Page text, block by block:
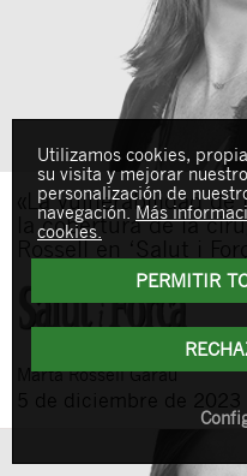
«La vulnerabilidad de
la cobertura de la
Rossell en ‘Salut i
MartaRossell Garau
5 de diciembre de 2023
Utilizamos cookies,
su visita y mejorar
personalización de
navegación. Más
cookies.
PERMITIR